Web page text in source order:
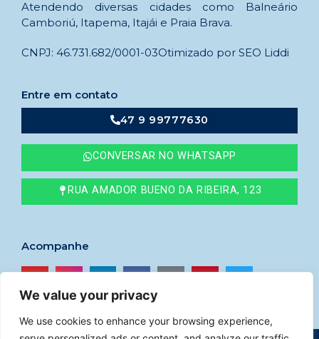
We value your privacy
We use cookies to enhance your browsing experience,
Atendendo diversas cidades como Balneário
Camboriú, Itapema, Itajái e Praia Brava.
CNPJ: 46.731.682/0001-03Otimizado por SEO Liddi
Entre em contato
47 9 99777630
CONVERSAR NO WHATSAPP
RUA AMADOR BUENO DA RIBEIRA, 123
Acompanhe